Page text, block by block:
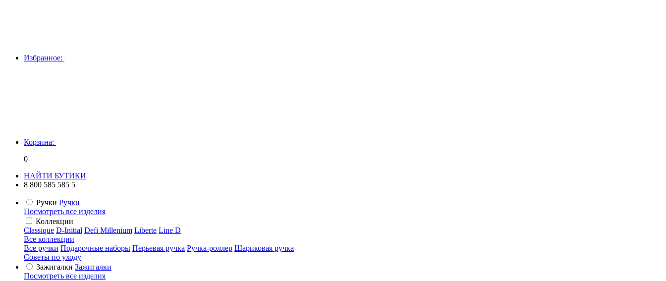
Избранное:
Корзина:
0
НАЙТИ БУТИКИ
8 800 585 585 5
Ручки Ручки
Посмотреть все изделия
Коллекции
Classique D-Initial Defi Millenium Liberte Line D
Все коллекции
Все ручки Подарочные наборы Перьевая ручка Ручка-роллер Шариковая ручка
Советы по уходу
Зажигалки Зажигалки
Посмотреть все изделия